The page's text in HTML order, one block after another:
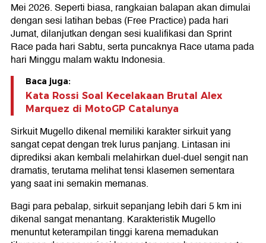
Mei 2026. Seperti biasa, rangkaian balapan akan dimulai
dengan sesi latihan bebas (Free Practice) pada hari
Jumat, dilanjutkan dengan sesi kualifikasi dan Sprint
Race pada hari Sabtu, serta puncaknya Race utama pada
hari Minggu malam waktu Indonesia.
Baca juga:
Kata Rossi Soal Kecelakaan Brutal Alex
Marquez di MotoGP Catalunya
Sirkuit Mugello dikenal memiliki karakter sirkuit yang
sangat cepat dengan trek lurus panjang. Lintasan ini
diprediksi akan kembali melahirkan duel-duel sengit nan
dramatis, terutama melihat tensi klasemen sementara
yang saat ini semakin memanas.
Bagi para pebalap, sirkuit sepanjang lebih dari 5 km ini
dikenal sangat menantang. Karakteristik Mugello
menuntut keterampilan tinggi karena memadukan